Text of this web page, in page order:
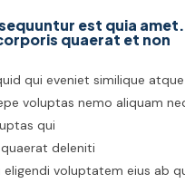
est quia
quaerat et non
qui eveniet similique
voluptas nemo aliquam
qui
deleniti
eligendi voluptatem eius ab